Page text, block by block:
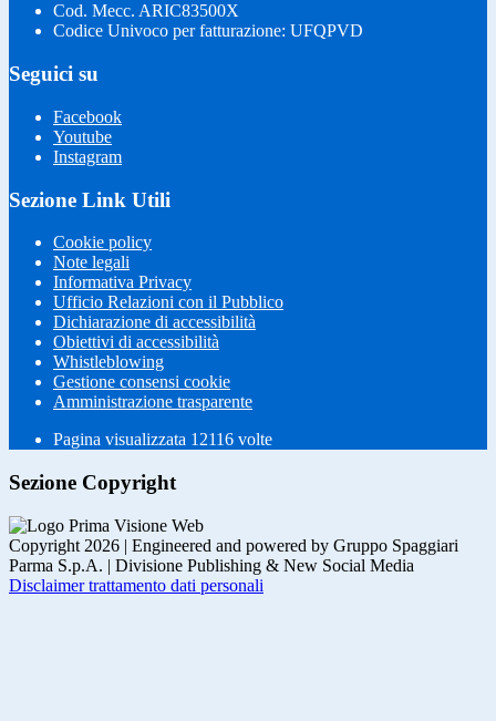
Cod. Mecc. ARIC83500X
Codice Univoco per fatturazione: UFQPVD
Seguici su
Facebook
Youtube
Instagram
Sezione Link Utili
Cookie policy
Note legali
Informativa Privacy
Ufficio Relazioni con il Pubblico
Dichiarazione di accessibilità
Obiettivi di accessibilità
Whistleblowing
Gestione consensi cookie
Amministrazione trasparente
Pagina visualizzata 12116 volte
Sezione Copyright
Copyright 2026 | Engineered and powered by Gruppo Spaggiari
Parma S.p.A. | Divisione Publishing & New Social Media
Disclaimer trattamento dati personali